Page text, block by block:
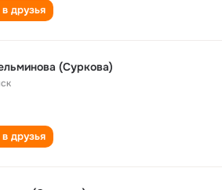
друзья
(Суркова)
друзья